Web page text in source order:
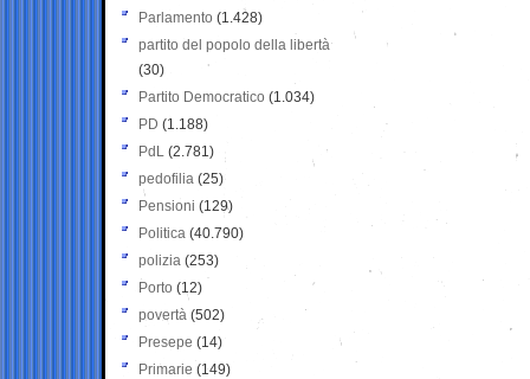
Parlamento (1.428)
partito del popolo della libertà
(30)
Partito Democratico (1.034)
PD (1.188)
PdL (2.781)
pedofilia (25)
Pensioni (129)
Politica (40.790)
polizia (253)
Porto (12)
povertà (502)
Presepe (14)
Primarie (149)